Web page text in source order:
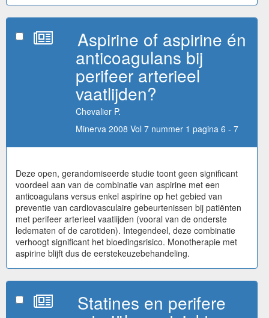
Aspirine of aspirine én
anticoagulans bij
perifeer arterieel
vaatlijden?
Chevalier P.
Minerva 2008 Vol 7 nummer 1 pagina 6 - 7
Deze open, gerandomiseerde studie toont geen significant
voordeel aan van de combinatie van aspirine met een
anticoagulans versus enkel aspirine op het gebied van
preventie van cardiovasculaire gebeurtenissen bij patiënten
met perifeer arterieel vaatlijden (vooral van de onderste
ledematen of de carotiden). Integendeel, deze combinatie
verhoogt significant het bloedingsrisico. Monotherapie met
aspirine blijft dus de eerstekeuzebehandeling.
Statines en perifere